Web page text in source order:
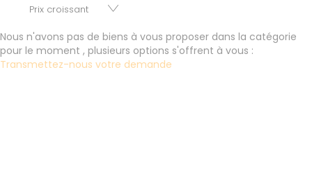
commerces, appartements, maisons, immeubles, terrains
Nous n'avons pas de biens à vous proposer dans la catégorie
pour le moment , plusieurs options s'offrent à vous :
Transmettez-nous votre demande